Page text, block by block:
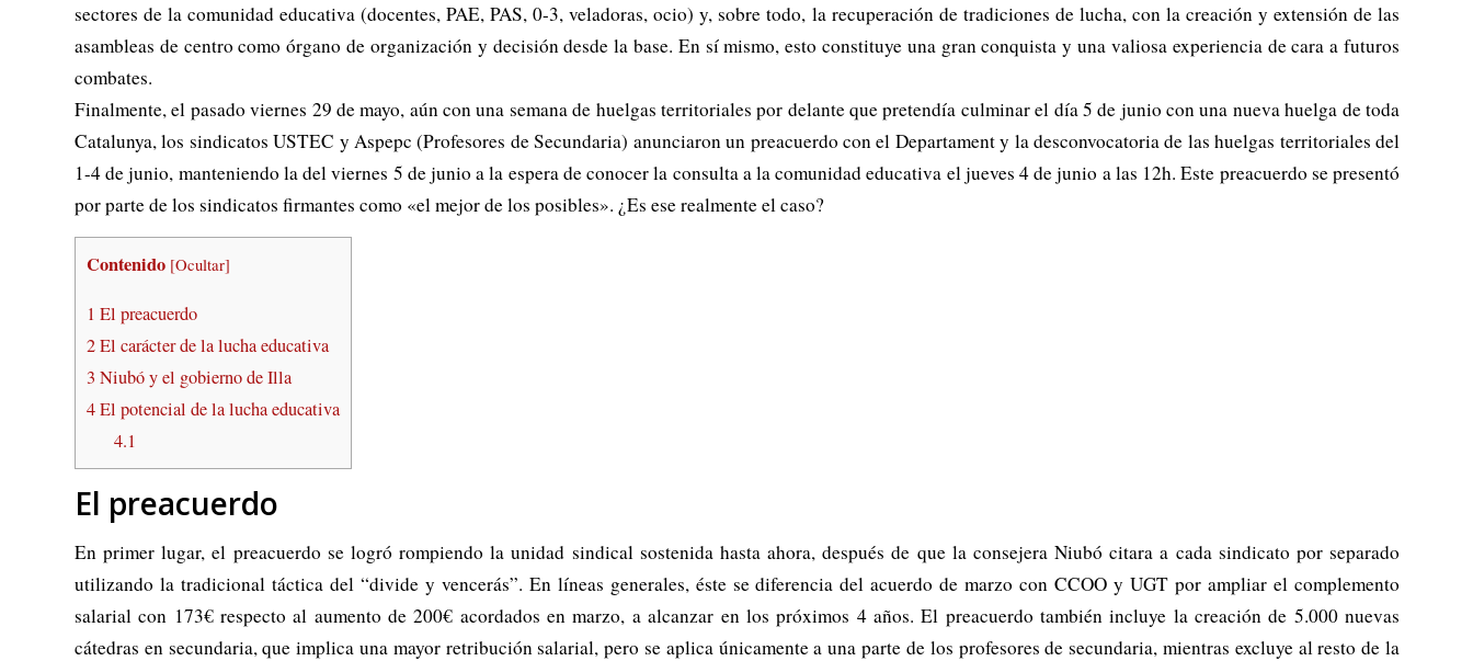
sectores de la comunidad educativa (docentes, PAE, PAS, 0-3, veladoras, ocio) y, sobre todo, la recuperación de tradiciones de lucha, con la creación y extensión de las
asambleas de centro como órgano de organización y decisión desde la base. En sí mismo, esto constituye una gran conquista y una valiosa experiencia de cara a futuros
combates.
Finalmente, el pasado viernes 29 de mayo, aún con una semana de huelgas territoriales por delante que pretendía culminar el día 5 de junio con una nueva huelga de toda
Catalunya, los sindicatos USTEC y Aspepc (Profesores de Secundaria) anunciaron un preacuerdo con el Departament y la desconvocatoria de las huelgas territoriales del
1-4 de junio, manteniendo la del viernes 5 de junio a la espera de conocer la consulta a la comunidad educativa el jueves 4 de junio a las 12h. Este preacuerdo se presentó
por parte de los sindicatos firmantes como «el mejor de los posibles». ¿Es ese realmente el caso?
Contenido [Ocultar]
1 El preacuerdo
2El carácter de la lucha educativa
3 Niubó y el gobierno de Illa
4El potencial de la lucha educativa
4.1
El preacuerdo
En primer lugar, el preacuerdo se logró rompiendo la unidad sindical sostenida hasta ahora, después de que la consejera Niubó citara a cada sindicato por separado
utilizando la tradicional táctica del “divide y vencerás”. En líneas generales, éste se diferencia del acuerdo de marzo con CCOO y UGT por ampliar el complemento
salarial con 173€ respecto al aumento de 200€ acordados en marzo, a alcanzar en los próximos 4 años. El preacuerdo también incluye la creación de 5.000 nuevas
cátedras en secundaria, que implica una mayor retribución salarial, pero se aplica únicamente a una parte de los profesores de secundaria, mientras excluye al resto de la